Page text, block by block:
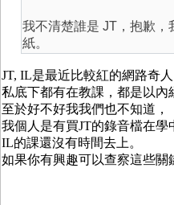
我不清楚誰是 JT，抱歉，
紙。
JT, IL是最近比較紅的網路奇人
私底下都有在教課，都是以內
至於好不好我我們也不知道，
我個人是有買JT的錄音檔在學
IL的課還沒有時間去上。
如果你有興趣可以查察這些關